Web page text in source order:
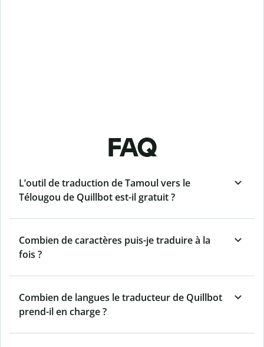
FAQ
L’outil de traduction de Tamoul vers le
Télougou de Quillbot est-il gratuit ?
Combien de caractères puis-je traduire à la
fois ?
Combien de langues le traducteur de Quillbot
prend-il en charge ?